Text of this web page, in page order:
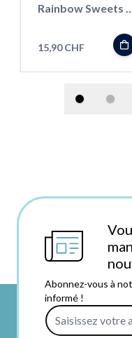
Rainbow Sweets -
15,90 CHF
Abonnez-vous à
informé !